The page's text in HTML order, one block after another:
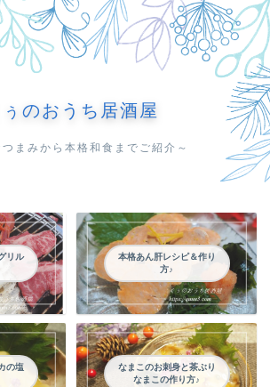
ぅのおうち居酒屋
つまみから本格和食までご紹介～
リル
本格あん肝レシピ＆作り
方♪
の塩
なまこのお刺身と茶ぶり
なまこの作り方♪